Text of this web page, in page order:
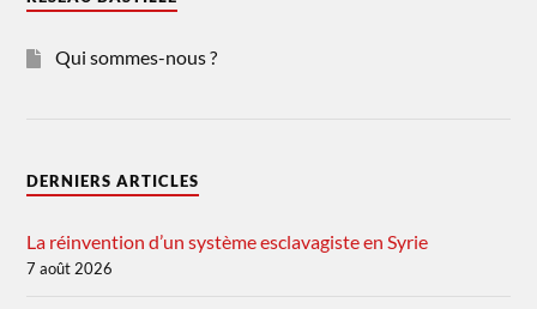
Qui sommes-nous ?
DERNIERS ARTICLES
La réinvention d’un système esclavagiste en Syrie
7 août 2026